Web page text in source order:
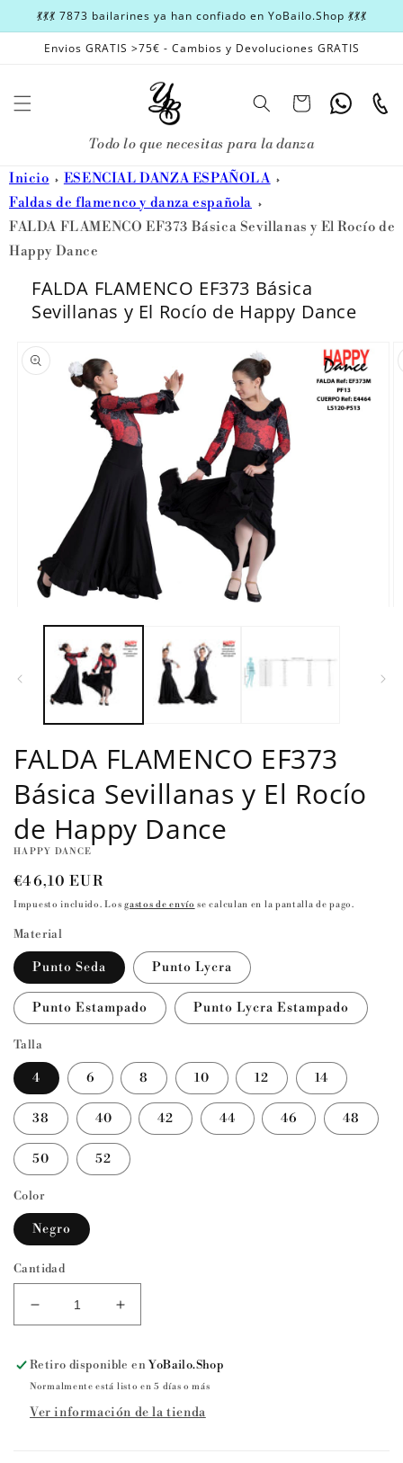
directamente
al contenido
💃💃💃 7873 bailarines ya han confiado en YoBailo.Shop 💃💃💃
Envios GRATIS >75€ - Cambios y Devoluciones GRATIS
CarritoWhatsapp
Todo lo que necesitas para la danza
Inicio
ESENCIAL DANZA ESPAÑOLA
Faldas de flamenco y danza española
FALDA FLAMENCO EF373 Básica Sevillanas y El Rocío de
Happy Dance
FALDA FLAMENCO EF373 Básica
Sevillanas y El Rocío de Happy Dance
a la
información
del producto
elemento
multimedia
una
ventana
FALDA FLAMENCO EF373
Básica Sevillanas y El Rocío
de Happy Dance
HAPPY DANCE
Precio
habitual
€46,10 EUR
Impuesto incluido. Losgastos de envío se calculan en la pantalla de pago.
Material
Punto Seda Punto Lycra
Punto Estampado Punto Lycra Estampado
Talla
4 6 8 10 12 14
38 40 42 44 46 48
50 52
Color
Negro
Cantidad
Reducir
cantidad
FALDA
FLAMENCO
EF373
Aumentar
cantidad
FALDA
FLAMENCO
EF373
Retiro disponible enYoBailo.Shop
Normalmente está listo en 5 días o más
Ver información de la tienda